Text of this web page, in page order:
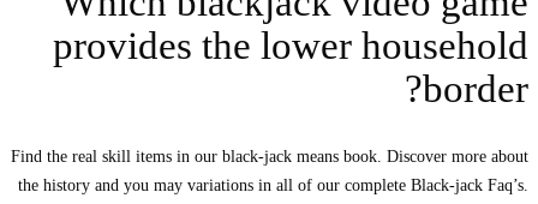
provides the lower household
border?
Find the real skill items in our black-jack means book. Discover more about
the history and you may variations in all of our complete Black-jack Faq’s.